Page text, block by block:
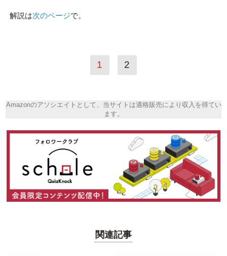
解説は次のページで。
1 2
Amazonのアソシエイトとして、当サイトは適格販売により収入を得てい
ます。
関連記事